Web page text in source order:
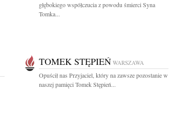
głębokiego współczucia z powodu śmierci Syna
Tomka...
TOMEK STĘPIEŃ WARSZAWA
Opuścił nas Przyjaciel, który na zawsze pozostanie w
naszej pamięci Tomek Stępień...